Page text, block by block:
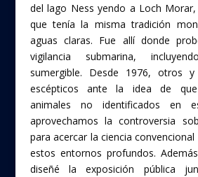
del lago Ness yendo a Loch
que tenía la misma tradición
aguas claras. Fue allí donde
vigilancia submarina,
sumergible. Desde 1976, otros
escépticos ante la idea de que
animales no identificados en
aprovechamos la controversia
para acercar la ciencia
estos entornos profundos.
diseñé la exposición pública